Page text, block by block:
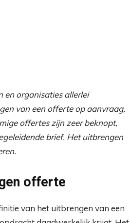
en organisaties allerlei
van een offerte op aanvraag,
offertes zijn zeer beknopt,
brief. Het uitbrengen
offerte
van het uitbrengen van een